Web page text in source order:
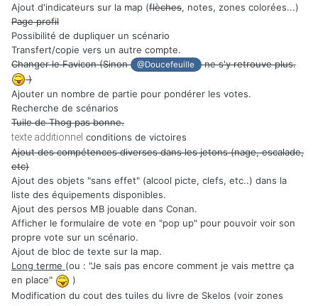
Ajout d'indicateurs sur la map (flèches, notes, zones colorées...)
Page profil
Possibilité de dupliquer un scénario
Transfert/copie vers un autre compte.
Changer le Favicon (Sinon
@Doucefeuille
ne s'y retrouve plus.
)
Ajouter un nombre de partie pour pondérer les votes.
Recherche de scénarios
Tuile de Thog pas bonne.
texte additionnel conditions de victoires
Ajout des compétences diverses dans les jetons (nage, escalade,
etc)
Ajout des objets "sans effet" (alcool picte, clefs, etc..) dans la
liste des équipements disponibles.
Ajout des persos MB jouable dans Conan.
Afficher le formulaire de vote en "pop up" pour pouvoir voir son
propre vote sur un scénario.
Ajout de bloc de texte sur la map.
Long terme (ou : "Je sais pas encore comment je vais mettre ça
en place"
)
Modification du cout des tuiles du livre de Skelos (voir zones